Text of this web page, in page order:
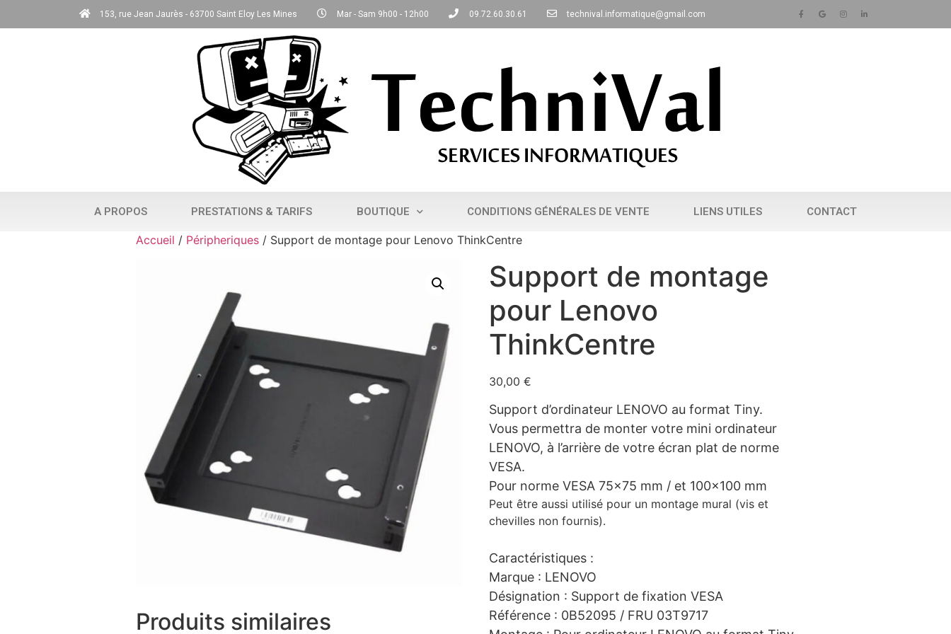
153, rue Jean Jaurès - 63700 Saint Eloy Les Mines Mar - Sam 9h00 - 12h00 09.72.60.30.61 technival.informatique@gmail.com
A PROPOS PRESTATIONS & TARIFS BOUTIQUE CONDITIONS GÉNÉRALES DE VENTE LIENS UTILES CONTACT
Accueil / Péripheriques / Support de montage pour Lenovo ThinkCentre
Support de montage
pour Lenovo
ThinkCentre
30,00€
Support d’ordinateur LENOVO au format Tiny.
Vous permettra de monter votre mini ordinateur
LENOVO, à l’arrière de votre écran plat de norme
VESA.
Pour norme VESA 75×75 mm / et 100×100 mm
Peut être aussi utilisé pour un montage mural (vis et
chevilles non fournis).
Caractéristiques :
Marque : LENOVO
Désignation : Support de fixation VESA
Référence : 0B52095 / FRU 03T9717
Produits similaires